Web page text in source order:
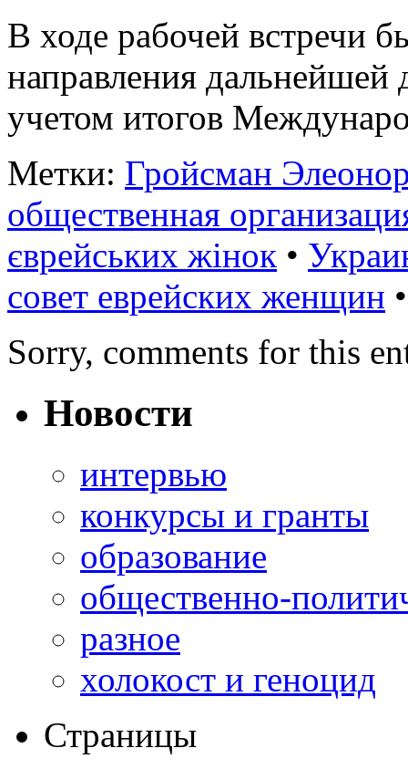
В ходе рабочей встречи
направления
учетом итогов
Метки: Гройсман
общественная
єврейських жінок •
совет еврейских женщин
Sorry, comments for this
Новости
интервью
конкурсы и гранты
образование
общественно-
разное
холокост и геноцид
Страницы